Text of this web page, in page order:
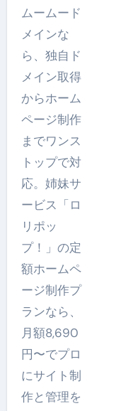
わ
る。
ば
れ
て
定
番
ド
イ
ン
ムームード
メインな
ら、独自ド
メイン取得
からホーム
ページ制作
までワンス
トップで対
応。姉妹サ
ービス「ロ
リポッ
プ！」の定
額ホームペ
ージ制作プ
ランなら、
月額8,690
円〜でプロ
にサイト制
作と管理を